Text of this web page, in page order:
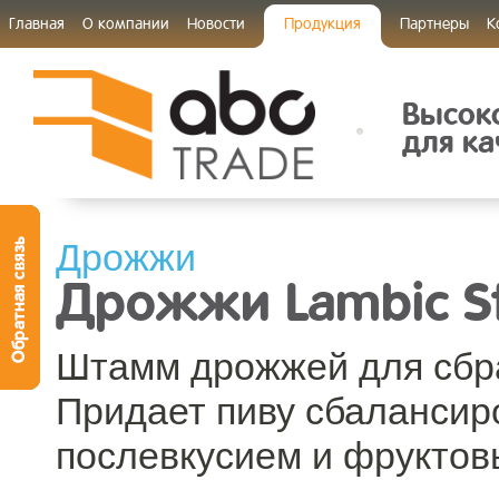
Главная О компании Новости Продукция Партнеры
для
Дрожжи
Дрожжи Lambic
Штамм дрожжей для
Придает пиву
послевкусием и